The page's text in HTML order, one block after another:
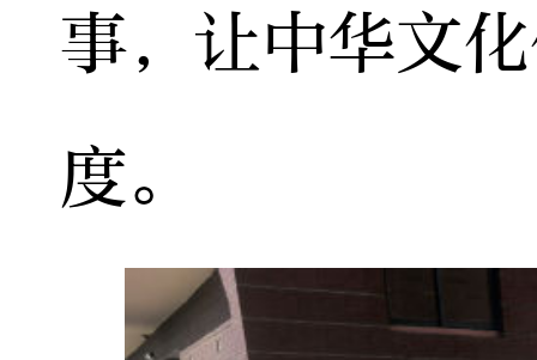
事，让中华文
度。